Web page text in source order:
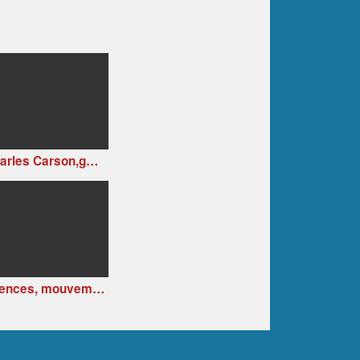
Charles Carson,gmba. Art Contemporain - Les experts - Artiste du Québec
Silences, mouvements et lumières, sur des oeuvres de Xica Bon de Sousa Pernes